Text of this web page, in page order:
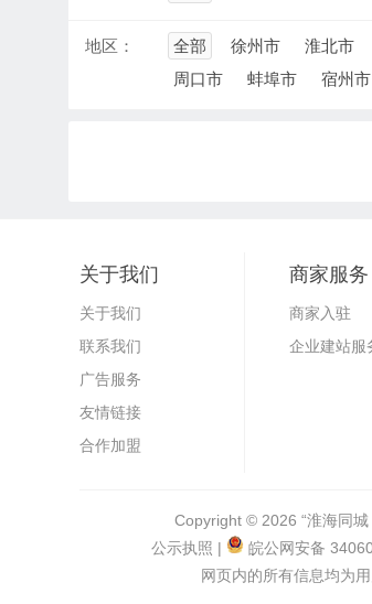
地区： 全部 徐州市 淮北市
周口市
蚌埠市 宿州市
关于我们
关于我们
联系我们
广告服务
友情链接
合作加盟
商家服务
商家入驻
企业建站服
Copyright © 2026 “淮海同
公示执照 | 皖公网安备
网页内的所有信息均为